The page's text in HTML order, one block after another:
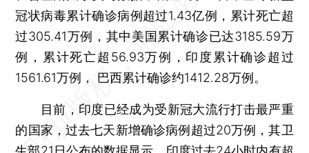
冠状病毒累计确诊病例超过1.43亿例，累计死亡超
过305.41万例，其中美国累计确诊已达3185.59万
例，累计死亡超56.93万例，印度累计确诊超过
1561.61万例， 巴西累计确诊约1412.28万例。
目前，印度已经成为受新冠大流行打击最严重
的国家，过去七天新增确诊病例超过20万例，其卫